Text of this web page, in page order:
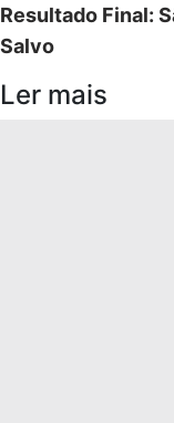
Resultado Final:
Salvo
Ler mais